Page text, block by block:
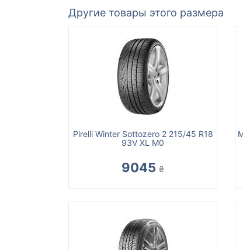
Другие товары этого размера
Pirelli Winter Sottozero 2 215/45 R18
93V XL M0
9045 ₴